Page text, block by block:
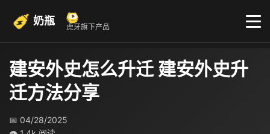
奶瓶 虎牙旗下产品
建安外史怎么升迁 建安外史升
迁方法分享
📅 04/28/2025